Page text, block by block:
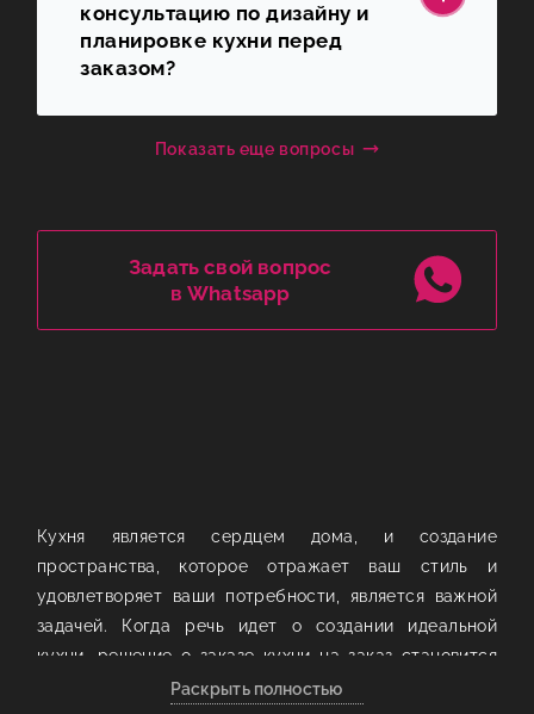
консультацию по дизайну и
планировке кухни перед
заказом?
Показать еще вопросы
Задать свой вопрос
в Whatsapp
Кухня является сердцем дома, и создание
пространства, которое отражает ваш стиль и
удовлетворяет ваши потребности, является важной
задачей. Когда речь идет о создании идеальной
кухни, решение о заказе кухни на заказ становится
все более популярным. В этой статье мы
Раскрыть полностью